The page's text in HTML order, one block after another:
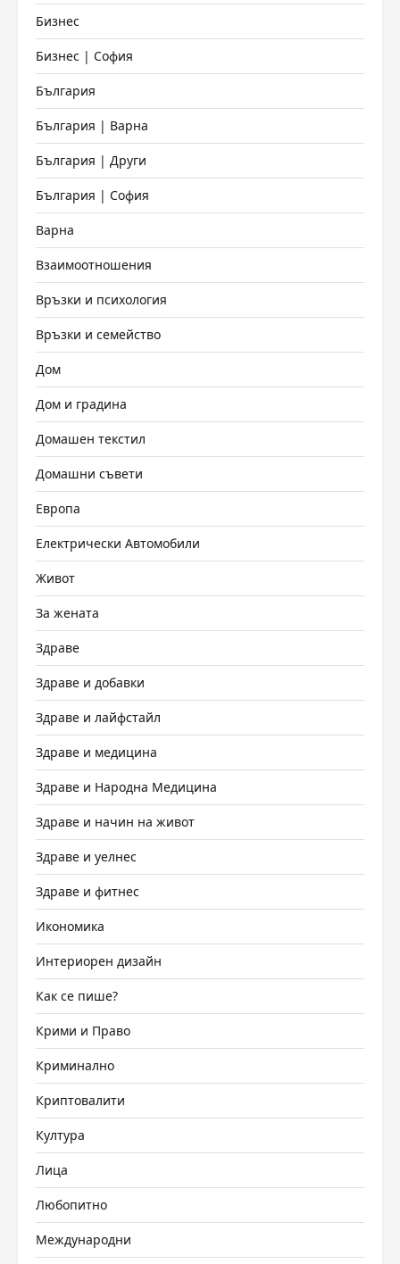
Бизнес
Бизнес | София
България
България | Варна
България | Други
България | София
Варна
Взаимоотношения
Връзки и психология
Връзки и семейство
Дом
Дом и градина
Домашен текстил
Домашни съвети
Европа
Електрически Автомобили
Живот
За жената
Здраве
Здраве и добавки
Здраве и лайфстайл
Здраве и медицина
Здраве и Народна Медицина
Здраве и начин на живот
Здраве и уелнес
Здраве и фитнес
Икономика
Интериорен дизайн
Как се пише?
Крими и Право
Криминално
Криптовалити
Култура
Лица
Любопитно
Международни